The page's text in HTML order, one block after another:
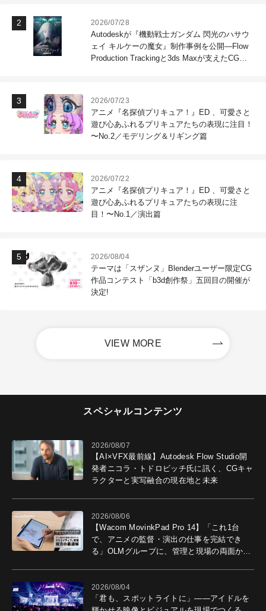
2026/07/28
Autodeskが『機動戦士ガンダム 閃光のハサウ
ェイ キルケーの魔女』制作事例を公開―Flow
Production Trackingと3ds Maxが支えたCG制
2026/07/23
アニメ『名探偵プリキュア！』ED 、可愛さと
遊び心あふれるプリキュアたちの表現に注目！
〜No.2／モデリング＆リギング篇
2026/07/22
アニメ『名探偵プリキュア！』ED 、可愛さと
遊び心あふれるプリキュアたちの表現に注
目！〜No.1／演出篇
2026/08/04
テーマは「スザンヌ」Blenderユーザー限定CG
作品コンテスト「b3d創作祭」五回目の開催が
決定!
VIEW MORE
スペシャルコンテンツ
2026/08/07
【AI×VFX最前線】Autodesk Flow Studio開
発者ニコラ・トドロビッチ氏に訊く、CGキャ
ラクターと実写融合の現在地と未来
2026/08/06
【Wacom MovinkPad Pro 14】「これ1台
で、アニメの監督・演出の仕事を完結でき
る」OLMグループに、管理と現場の両面から
2026/08/04
「君も、スポットライトに」――アイドルを